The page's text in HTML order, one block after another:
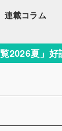
連載コラム
2026夏」好